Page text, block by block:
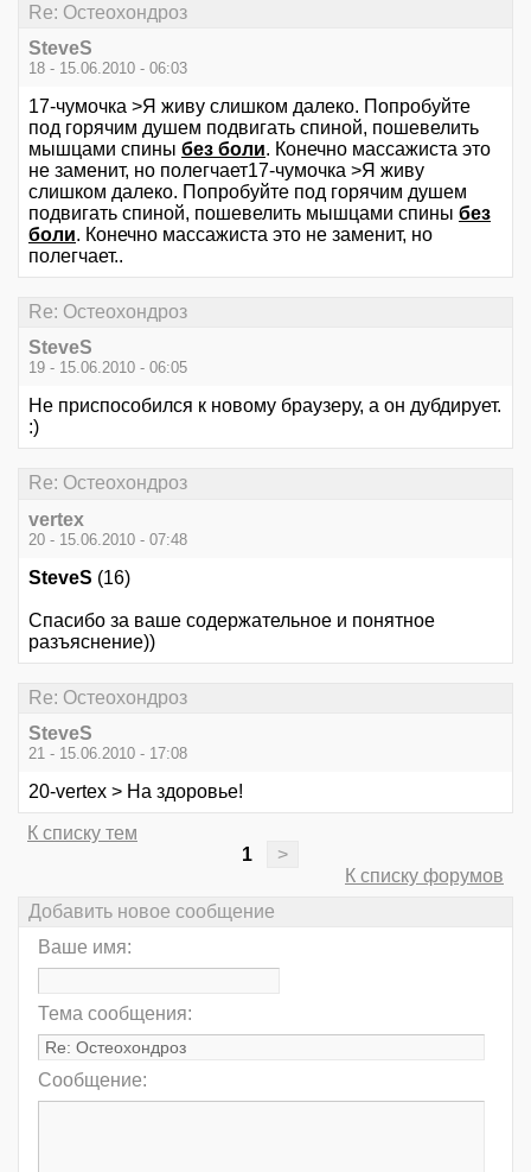
Re: Остеохондроз
SteveS
18 - 15.06.2010 - 06:03
17-чумочка >Я живу слишком далеко. Попробуйте
под горячим душем подвигать спиной, пошевелить
мышцами спины без боли. Конечно массажиста это
не заменит, но полегчает17-чумочка >Я живу
слишком далеко. Попробуйте под горячим душем
подвигать спиной, пошевелить мышцами спины без
боли. Конечно массажиста это не заменит, но
полегчает..
Re: Остеохондроз
SteveS
19 - 15.06.2010 - 06:05
Не приспособился к новому браузеру, а он дубдирует.
:)
Re: Остеохондроз
vertex
20 - 15.06.2010 - 07:48
SteveS (16)
Спасибо за ваше содержательное и понятное
разъяснение))
Re: Остеохондроз
SteveS
21 - 15.06.2010 - 17:08
20-vertex > На здоровье!
К списку тем
1
>
К списку форумов
Добавить новое сообщение
Ваше имя:
Тема сообщения:
Сообщение: